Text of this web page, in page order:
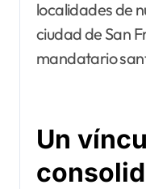
localidades de
ciudad de San
mandatario
Un